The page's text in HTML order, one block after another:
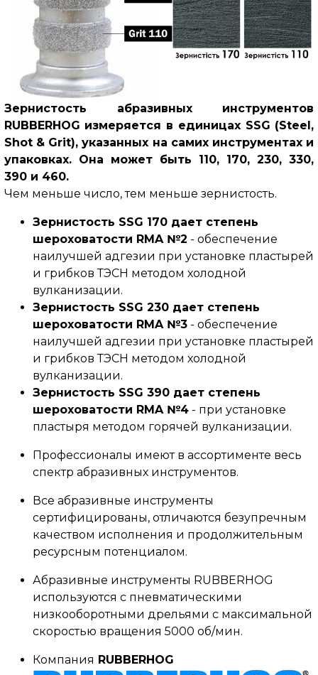
Зернистость абразивных инструментов
RUBBERHOG измеряется в единицах SSG (Steel,
Shot & Grit), указанных на самих инструментах и
упаковках. Она может быть 110, 170, 230, 330,
390 и 460.
Чем меньше число, тем меньше зернистость.
Зернистость SSG 170 дает степень
шероховатости RMA №2 - обеспечение
наилучшей адгезии при установке пластырей
и грибков ТЭСН методом холодной
вулканизации.
Зернистость SSG 230 дает степень
шероховатости RMA №3- обеспечение
наилучшей адгезии при установке пластырей
и грибков ТЭСН методом холодной
вулканизации.
Зернистость SSG 390 дает степень
шероховатости RMA №4- при установке
пластыря методом горячей вулканизации.
Профессионалы имеют в ассортименте весь
спектр абразивных инструментов.
Все абразивные инструменты
сертифицированы, отличаются безупречным
качеством исполнения и продолжительным
ресурсным потенциалом.
Абразивные инструменты RUBBERHOG
используются с пневматическими
низкооборотными дрельями с максимальной
скоростью вращения 5000 об/мин.
Компания RUBBERHOG